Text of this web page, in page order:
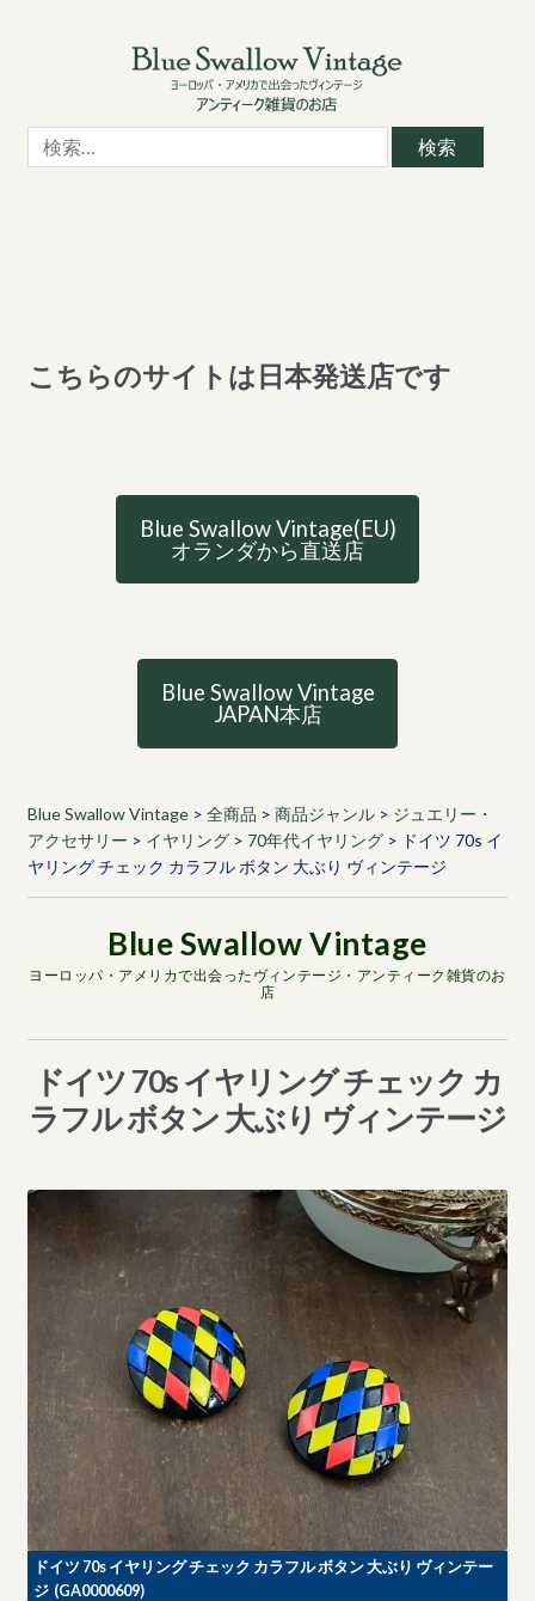
検
索:
こちらのサイトは日本発送店です
Blue Swallow Vintage(EU)
オランダから直送店
Blue Swallow Vintage
JAPAN本店
Blue Swallow Vintage> 全商品 > 商品ジャンル> ジュエリー・
アクセサリー > イヤリング> 70年代イヤリング> ドイツ 70s イ
ヤリング チェック カラフル ボタン 大ぶり ヴィンテージ
ヨーロッパ・アメリカで出会ったヴィンテージ・アンティーク雑貨のお
店
ドイツ 70s イヤリング チェック カ
ラフル ボタン 大ぶり ヴィンテージ
ドイツ 70s イヤリング チェック カラフル ボタン 大ぶり ヴィンテー
ジ (GA0000609)